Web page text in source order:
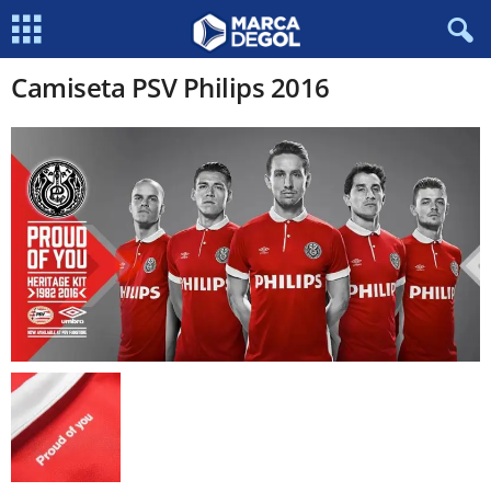
Camiseta PSV Philips 2016